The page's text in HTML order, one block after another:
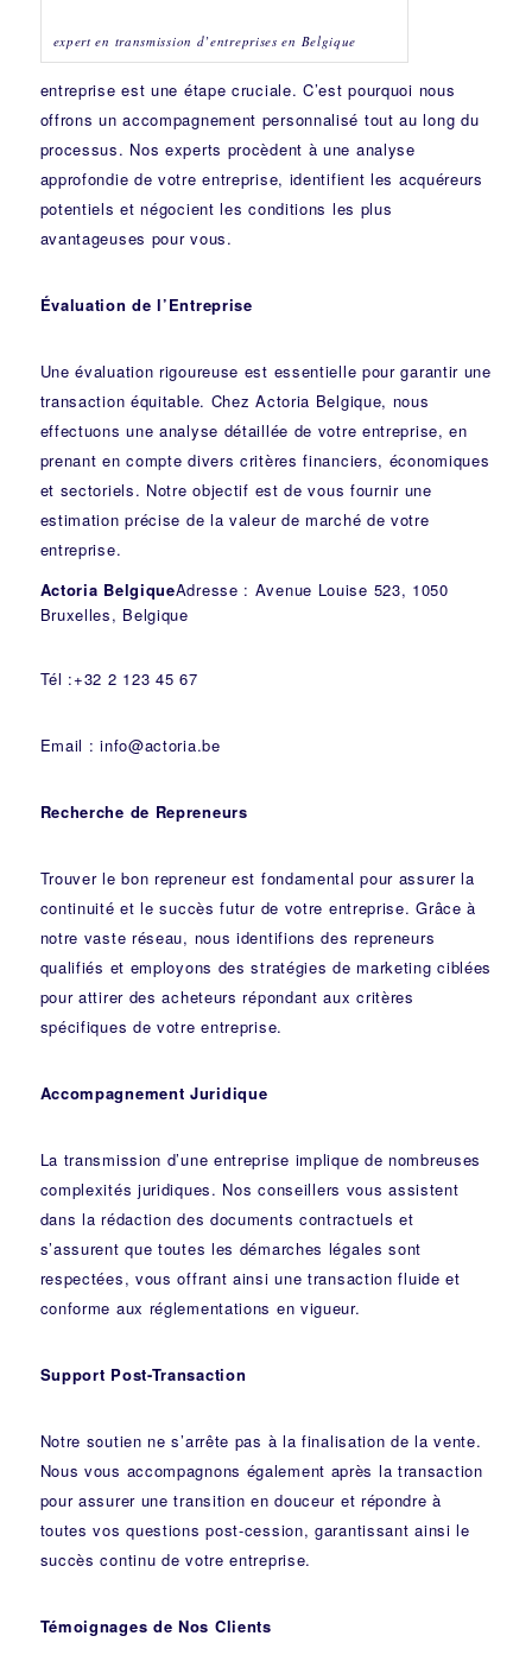
expert en transmission d’entreprises en Belgique
entreprise est une étape cruciale. C’est pourquoi nous
offrons un accompagnement personnalisé tout au long du
processus. Nos experts procèdent à une analyse
approfondie de votre entreprise, identifient les acquéreurs
potentiels et négocient les conditions les plus
avantageuses pour vous.
Évaluation de l’Entreprise
Une évaluation rigoureuse est essentielle pour garantir une
transaction équitable. Chez Actoria Belgique, nous
effectuons une analyse détaillée de votre entreprise, en
prenant en compte divers critères financiers, économiques
et sectoriels. Notre objectif est de vous fournir une
estimation précise de la valeur de marché de votre
entreprise.
Actoria BelgiqueAdresse : Avenue Louise 523, 1050
Bruxelles, Belgique
Tél :+32 2 123 45 67
Email : info@actoria.be
Recherche de Repreneurs
Trouver le bon repreneur est fondamental pour assurer la
continuité et le succès futur de votre entreprise. Grâce à
notre vaste réseau, nous identifions des repreneurs
qualifiés et employons des stratégies de marketing ciblées
pour attirer des acheteurs répondant aux critères
spécifiques de votre entreprise.
Accompagnement Juridique
La transmission d’une entreprise implique de nombreuses
complexités juridiques. Nosconseillers vous assistent
dans la rédaction des documents contractuels et
s’assurent que toutes les démarches légales sont
respectées, vous offrant ainsi une transaction fluide et
conforme aux réglementations en vigueur.
Support Post-Transaction
Notre soutien ne s’arrête pas à la finalisation de la vente.
Nous vous accompagnons également après la transaction
pour assurer une transition en douceur et répondre à
toutes vos questions post-cession, garantissant ainsi le
succès continu de votre entreprise.
Témoignages de Nos Clients